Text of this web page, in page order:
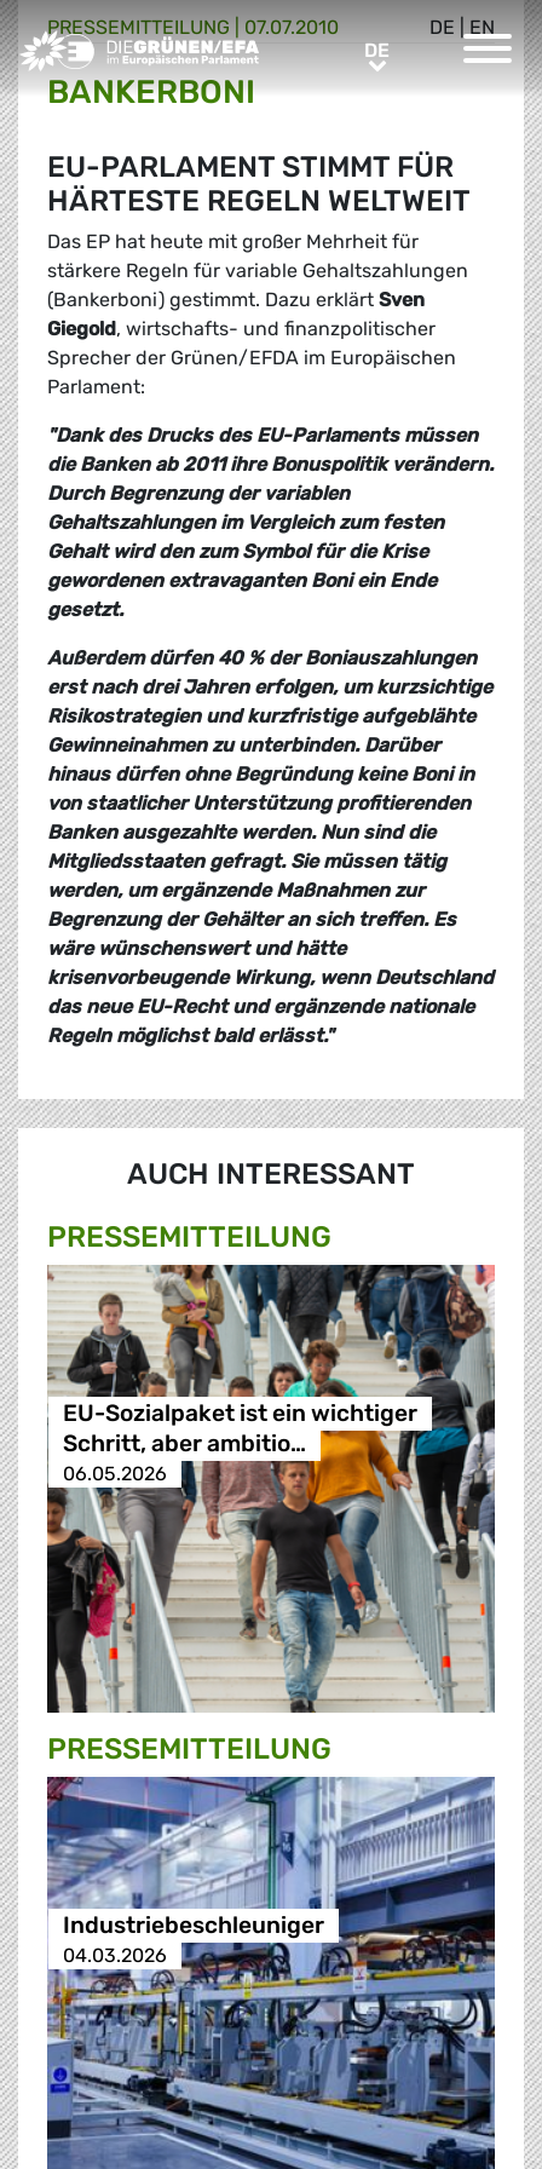
Greens/EFA Home DEDE
DE EN
PRESSE­MITTEILUNG 07.07.2010
BANKERBONI
EU-PARLAMENT STIMMT FÜR
HÄRTESTE REGELN WELTWEIT
Das EP hat heute mit großer Mehrheit für
stärkere Regeln für variable Gehaltszahlungen
(Bankerboni) gestimmt. Dazu erklärt Sven
Giegold, wirtschafts- und finanzpolitischer
Sprecher der Grünen/EFDA im Europäischen
Parlament:
"Dank des Drucks des EU-Parlaments müssen
die Banken ab 2011 ihre Bonuspolitik verändern.
Durch Begrenzung der variablen
Gehaltszahlungen im Vergleich zum festen
Gehalt wird den zum Symbol für die Krise
gewordenen extravaganten Boni ein Ende
gesetzt.
Außerdem dürfen 40 % der Boniauszahlungen
erst nach drei Jahren erfolgen, um kurzsichtige
Risikostrategien und kurzfristige aufgeblähte
Gewinneinahmen zu unterbinden. Darüber
hinaus dürfen ohne Begründung keine Boni in
von staatlicher Unterstützung profitierenden
Banken ausgezahlte werden. Nun sind die
Mitgliedsstaaten gefragt. Sie müssen tätig
werden, um ergänzende Maßnahmen zur
Begrenzung der Gehälter an sich treffen. Es
wäre wünschenswert und hätte
krisenvorbeugende Wirkung, wenn Deutschland
das neue EU-Recht und ergänzende nationale
Regeln möglichst bald erlässt."
AUCH INTERESSANT
PRESSE­MITTEILUNG
EU-Sozialpaket ist ein wichtiger
Schritt, aber ambitio…
06.05.2026
PRESSE­MITTEILUNG
Industriebeschleuniger
04.03.2026